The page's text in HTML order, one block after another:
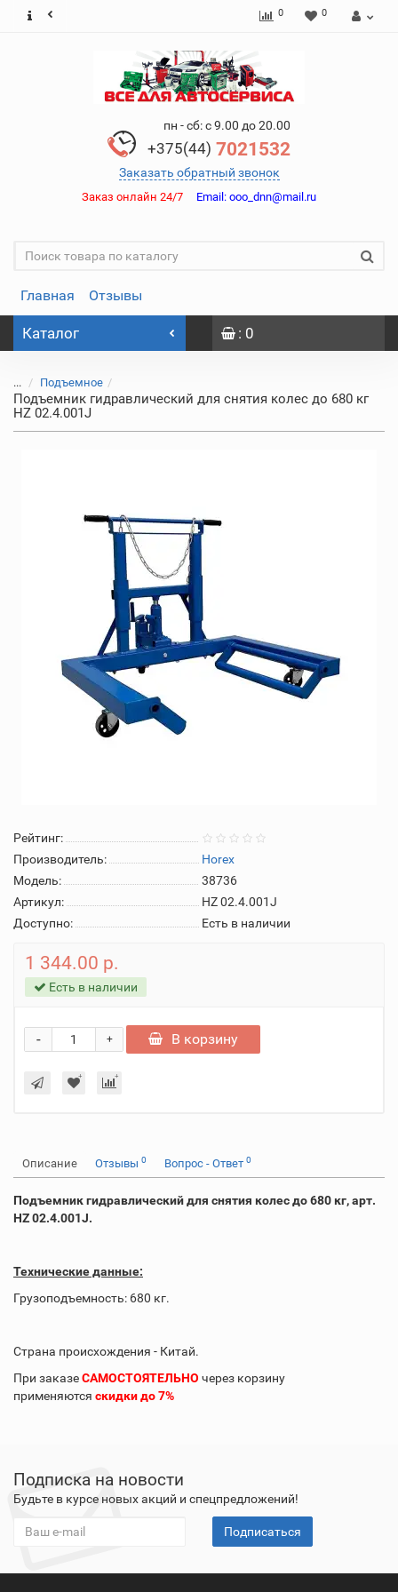
0 0
пн - сб: с 9.00 до 20.00
+375(44) 7021532
Заказать обратный звонок
Заказ онлайн 24/7 Email: ooo_dnn@mail.ru
Главная Отзывы
Каталог : 0
... Подъемное
Подъемник гидравлический для снятия колес до 680 кг
HZ 02.4.001J
Рейтинг:
Производитель:
Horex
Модель:
38736
Артикул:
HZ 02.4.001J
Доступно:
Есть в наличии
1 344.00 р.
Есть в наличии
+
- В корзину
Описание Отзывы 0 Вопрос - Ответ 0
Подъемник гидравлический для снятия колес до 680 кг, арт.
HZ 02.4.001J.
Технические данные:
Грузоподъемность: 680 кг.
Страна происхождения - Китай.
При заказеСАМОСТОЯТЕЛЬНО через корзину
применяются скидки до 7%
Подписка на новости
Будьте в курсе новых акций и спецпредложений!
Подписаться